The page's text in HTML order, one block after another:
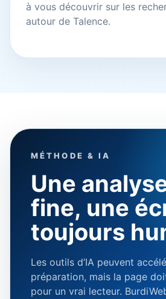
à vous découvrir sur les
autour de Talence.
MÉTHODE & IA
Une
fine, une
toujours
Les outils d’IA peuvent
préparation, mais la page
pour un vrai lecteur.